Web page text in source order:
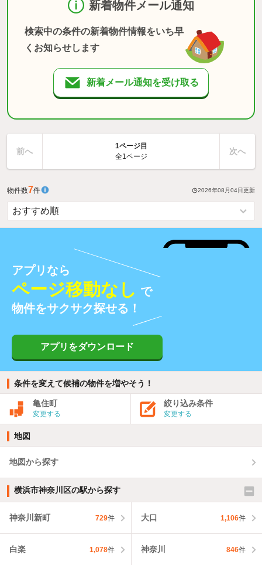
新着物件メール通知
検索中の条件の新着物件情報をいち早
くお知らせします
新着メール通知を受け取る
前へ
1ページ目
全1ページ
次へ
物件数7件 2026年08月04日更新
アプリなら
ページ移動なし で
物件をサクサク探せる！
アプリをダウンロード
条件を変えて候補の物件を増やそう！
亀住町
変更する
絞り込み条件
変更する
地図
地図から探す
横浜市神奈川区の駅から探す
神奈川新町 729件 大口 1,106件
白楽 1,078件 神奈川 846件